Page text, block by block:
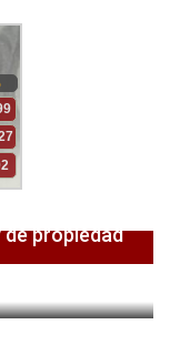
de propiedad